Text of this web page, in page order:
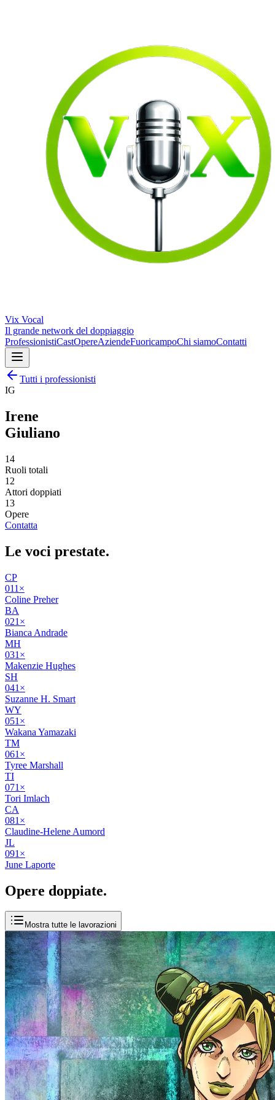
Vix Vocal
Il grande network del doppiaggio
ProfessionistiCastOpereAziendeFuoricampoChi siamoContatti
Tutti i professionisti
IG
Irene
Giuliano
14
Ruoli totali
12
Attori doppiati
13
Opere
Contatta
Le voci prestate.
CP
011 ×
Coline Preher
BA
021 ×
Bianca Andrade
MH
031 ×
Makenzie Hughes
SH
041 ×
Suzanne H. Smart
WY
051 ×
Wakana Yamazaki
TM
061 ×
Tyree Marshall
TI
071 ×
Tori Imlach
CA
081 ×
Claudine-Helene Aumord
JL
091 ×
June Laporte
Opere doppiate.
Mostra tutte le lavorazioni